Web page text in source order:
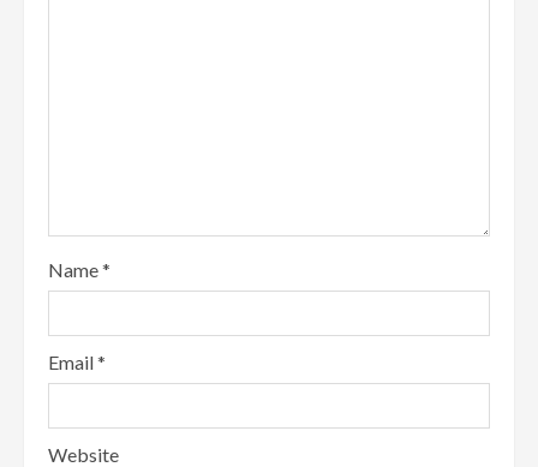
Name*
Email*
Website